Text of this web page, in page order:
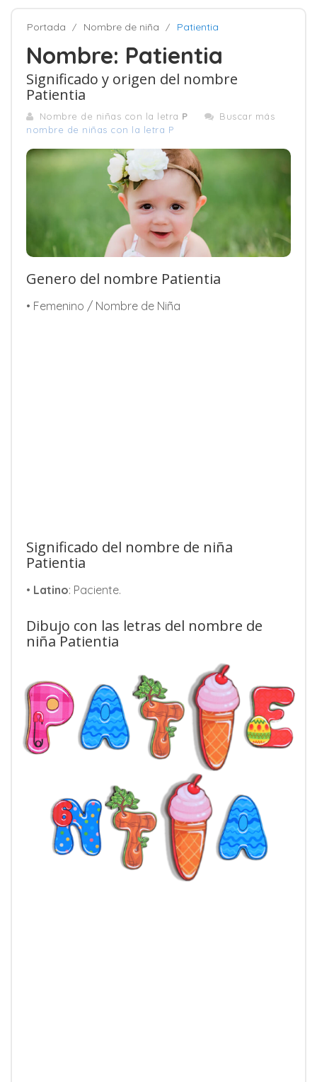
Portada Nombre de niña Patientia
Nombre: Patientia
Significado y origen del nombre
Patientia
Nombre de niñas con la letra P
Buscar más
nombre de niñas con la letra P
Genero del nombre Patientia
• Femenino / Nombre de Niña
Significado del nombre de niña
Patientia
• Latino: Paciente.
Dibujo con las letras del nombre de
niña Patientia